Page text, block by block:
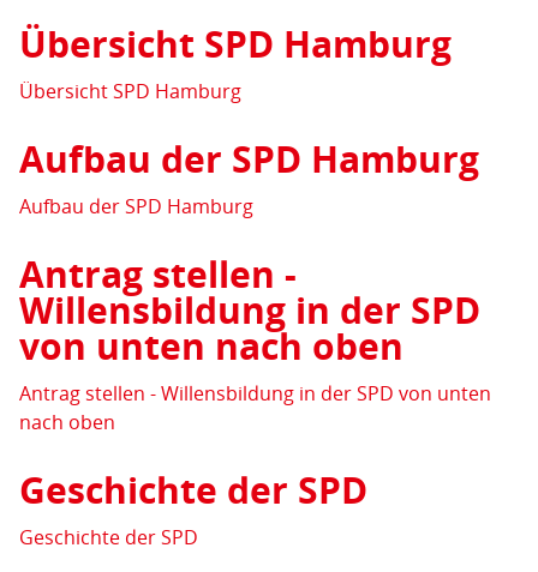
Übersicht SPD Hamburg
Übersicht SPD Hamburg
Aufbau der SPD Hamburg
Aufbau der SPD Hamburg
Antrag stellen -
Willensbildung in der SPD
von unten nach oben
Antrag stellen - Willensbildung in der SPD von unten
nach oben
Geschichte der SPD
Geschichte der SPD